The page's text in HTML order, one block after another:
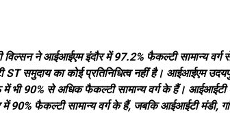
विल्सन ने आईआईएम इंदौर में 97.2% फैकल्टी सामान्य वर्ग
ST समुदाय का कोई प्रतिनिधित्व नहीं है। आईआईएम
90% से अधिक फैकल्टी सामान्य वर्ग के हैं। आईआईटी
90% फैकल्टी सामान्य वर्ग के हैं, जबकि आईआईटी मंडी,